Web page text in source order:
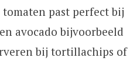
past perfect bij
avocado bijvoorbeeld
bij tortillachips of